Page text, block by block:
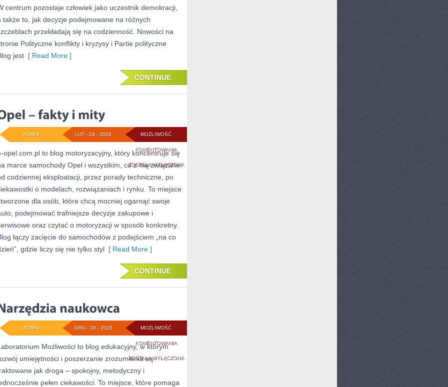
centrum pozostaje człowiek jako uczestnik demokracji,
także to, jak decyzje podejmowane na różnych
przekładają się na codzienność. Nowości na
Polityczne konflikty i kryzysy i Partie polityczne
jest [ Read More ]
CONTINUE
MOŻLIWOŚĆ
KOMENTOWANIAOPEL
–
FAKTY
MITY
ZOSTAŁA WYŁĄCZONA
LUT - 24 - 2026
ADMIN
opel.com.pl to blog motoryzacyjny, który koncentruje się
marce samochody Opel i wszystkim, co z nią związane:
codziennej eksploatacji, przez porady techniczne, po
o modelach, rozwiązaniach i rynku. To miejsce
dla osób, które chcą mocniej ogarnąć swoje
podejmować trafniejsze decyzje zakupowe i
oraz czytać o motoryzacji w sposób konkretny.
łączy zacięcie do samochodów z podejściem „na co
gdzie liczy się nie tylko styl [ Read More ]
CONTINUE
MOŻLIWOŚĆ
KOMENTOWANIANARZĘDZIA
NAUKOWCA
ZOSTAŁA WYŁĄCZONA
GRU - 28 - 2025
ADMIN
Możliwości to blog edukacyjny, w którym
umiejętności i poszerzanie zrozumienia są
jak droga – spokojny, metodyczny i
pełen ciekawości. To miejsce, które pomaga